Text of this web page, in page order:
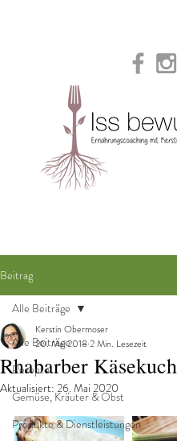
Beitrag
Alle Beiträge
Rezepte
Gemüse, Kräuter & Obst
Produkte & Dienstleistungen
Alle Beiträge
Rhabarber
Kerstin Obermoser
20. Mai 2018 2 Min. Lesezeit
Aktualisiert: 26. Mai 2020